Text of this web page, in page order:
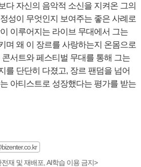
다 자신의 음악적 소신을 지켜온 그의
성이 무엇인지 보여주는 좋은 사례로
이루어지는 라이브 무대에서 그는
며 왜 이 장르를 사랑하는지 온몸으로
서트와 페스티벌 무대를 통해 그는
를 단단히 다졌고, 장르 팬덤을 넘어
아티스트로 성장했다는 평가를 받는
재 및 재배포, AI학습 이용 금지>